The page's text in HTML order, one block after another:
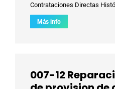
Contrataciones Directas
Más info
007-12